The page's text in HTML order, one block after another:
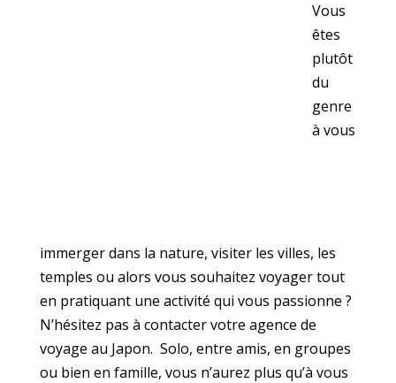
Vous
êtes
plutôt
du
genre
à vous
immerger dans la nature, visiter les villes, les
temples ou alors vous souhaitez voyager tout
en pratiquant une activité qui vous passionne ?
N’hésitez pas à contacter votre agence de
voyage au Japon. Solo, entre amis, en groupes
ou bien en famille, vous n’aurez plus qu’à vous